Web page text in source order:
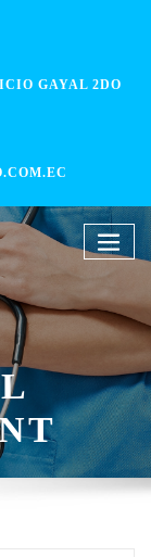
GAYAL 2DO